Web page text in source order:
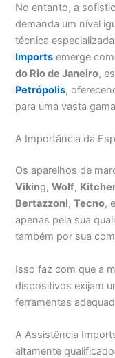
No entanto, a
demanda um nível
técnica
Imports emerge
do Rio de Janeiro,
Petrópolis,
para uma vasta
A Importância da
Os aparelhos de
Viking,Wolf,
Bertazzoni,Tecno,
apenas pela sua
também por sua
Isso faz com que a
dispositivos exijam
ferramentas
A Assistência
altamente